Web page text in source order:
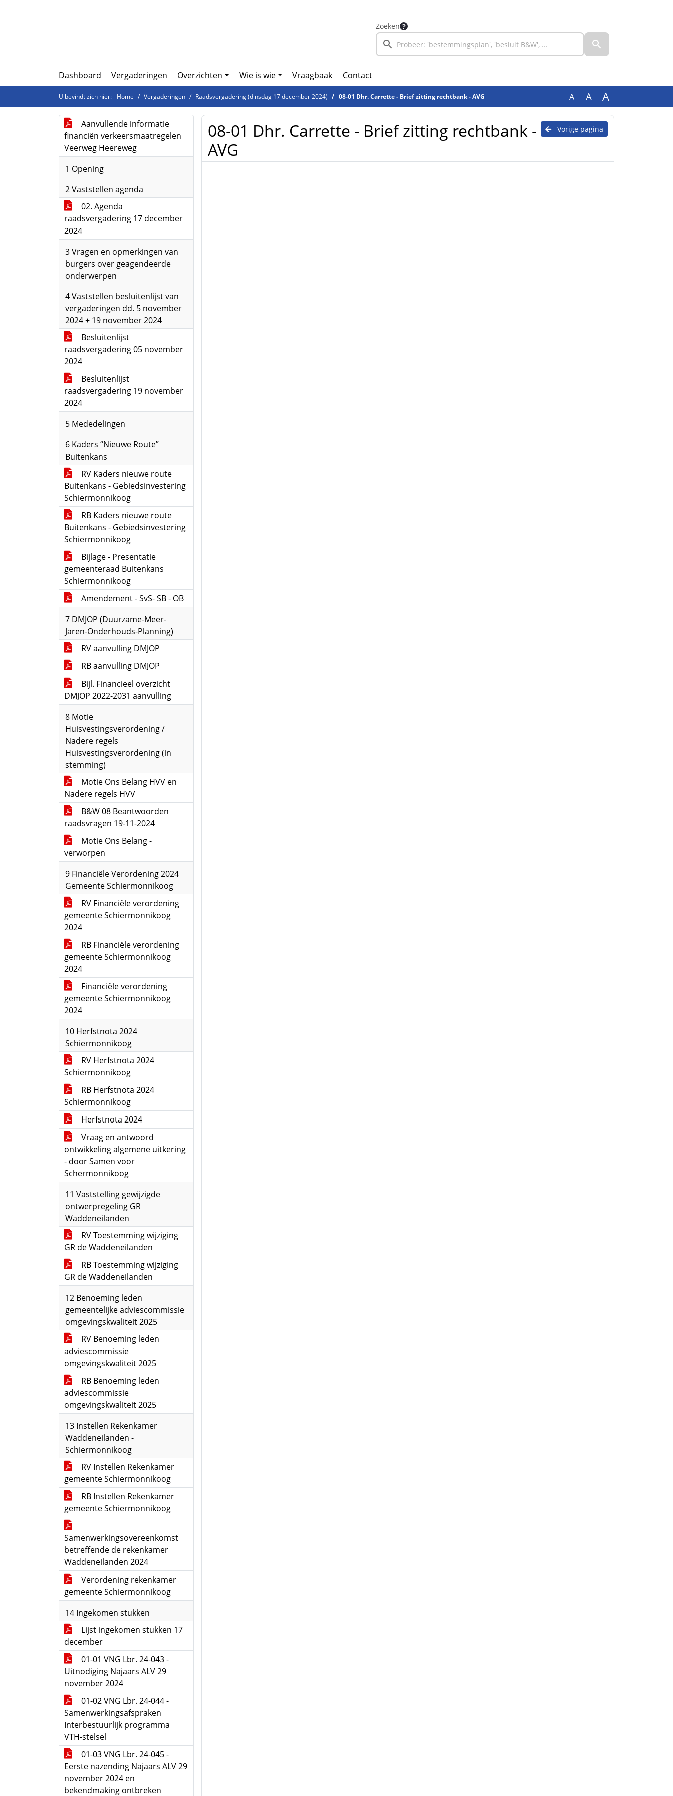
Zoeken
Dashboard Vergaderingen Overzichten Wie is wie Vraagbaak Contact
U bevindt zich hier: Home Vergaderingen Raadsvergadering (dinsdag 17 december 2024) 08-01 Dhr. Carrette - Brief zitting rechtbank - AVG A A A
Aanvullende informatie
financiën verkeersmaatregelen
Veerweg Heereweg
1 Opening
2 Vaststellen agenda
02. Agenda
raadsvergadering 17 december
2024
3 Vragen en opmerkingen van
burgers over geagendeerde
onderwerpen
4 Vaststellen besluitenlijst van
vergaderingen dd. 5 november
2024 + 19 november 2024
Besluitenlijst
raadsvergadering 05 november
2024
Besluitenlijst
raadsvergadering 19 november
2024
5 Mededelingen
6 Kaders “Nieuwe Route”
Buitenkans
RV Kaders nieuwe route
Buitenkans - Gebiedsinvestering
Schiermonnikoog
RB Kaders nieuwe route
Buitenkans - Gebiedsinvestering
Schiermonnikoog
Bijlage - Presentatie
gemeenteraad Buitenkans
Schiermonnikoog
Amendement - SvS- SB - OB
7 DMJOP (Duurzame-Meer-
Jaren-Onderhouds-Planning)
RV aanvulling DMJOP
RB aanvulling DMJOP
Bijl. Financieel overzicht
DMJOP 2022-2031 aanvulling
8 Motie
Huisvestingsverordening /
Nadere regels
Huisvestingsverordening (in
stemming)
Motie Ons Belang HVV en
Nadere regels HVV
B&W 08 Beantwoorden
raadsvragen 19-11-2024
Motie Ons Belang -
verworpen
9 Financiële Verordening 2024
Gemeente Schiermonnikoog
RV Financiële verordening
gemeente Schiermonnikoog
2024
RB Financiële verordening
gemeente Schiermonnikoog
2024
Financiële verordening
gemeente Schiermonnikoog
2024
10 Herfstnota 2024
Schiermonnikoog
RV Herfstnota 2024
Schiermonnikoog
RB Herfstnota 2024
Schiermonnikoog
Herfstnota 2024
Vraag en antwoord
ontwikkeling algemene uitkering
- door Samen voor
Schermonnikoog
11 Vaststelling gewijzigde
ontwerpregeling GR
Waddeneilanden
RV Toestemming wijziging
GR de Waddeneilanden
RB Toestemming wijziging
GR de Waddeneilanden
12 Benoeming leden
gemeentelijke adviescommissie
omgevingskwaliteit 2025
RV Benoeming leden
adviescommissie
omgevingskwaliteit 2025
RB Benoeming leden
adviescommissie
omgevingskwaliteit 2025
13 Instellen Rekenkamer
Waddeneilanden -
Schiermonnikoog
RV Instellen Rekenkamer
gemeente Schiermonnikoog
RB Instellen Rekenkamer
gemeente Schiermonnikoog
Samenwerkingsovereenkomst
betreffende de rekenkamer
Waddeneilanden 2024
Verordening rekenkamer
gemeente Schiermonnikoog
14 Ingekomen stukken
Lijst ingekomen stukken 17
december
01-01 VNG Lbr. 24-043 -
Uitnodiging Najaars ALV 29
november 2024
01-02 VNG Lbr. 24-044 -
Samenwerkingsafspraken
Interbestuurlijk programma
VTH-stelsel
01-03 VNG Lbr. 24-045 -
Eerste nazending Najaars ALV 29
november 2024 en
bekendmaking ontbreken
Vorige pagina
08-01 Dhr. Carrette - Brief zitting rechtbank -
AVG